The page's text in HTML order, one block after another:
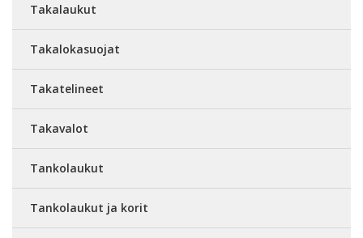
Takalaukut
Takalokasuojat
Takatelineet
Takavalot
Tankolaukut
Tankolaukut ja korit